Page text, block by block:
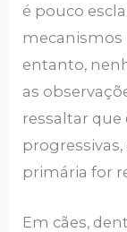
é pouco
mecanismos
entanto,
as
ressaltar que
primária for
Em cães,